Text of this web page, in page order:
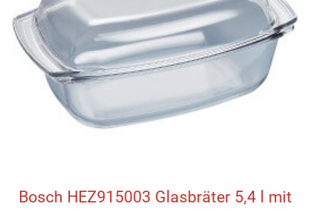
Bosch HEZ915003 Glasbräter 5,4 l mit